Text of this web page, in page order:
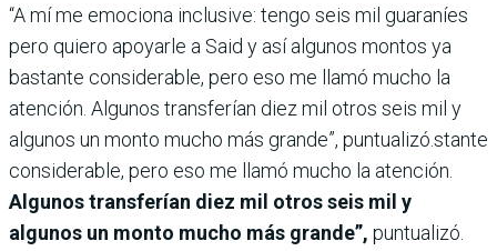
“A mí me emociona inclusive: tengo seis mil guaraníes
pero quiero apoyarle a Said y así algunos montos ya
bastante considerable, pero eso me llamó mucho la
atención. Algunos transferían diez mil otros seis mil y
algunos un monto mucho más grande”, puntualizó.stante
considerable, pero eso me llamó mucho la atención.
Algunos transferían diez mil otros seis mil y
algunos un monto mucho más grande”, puntualizó.